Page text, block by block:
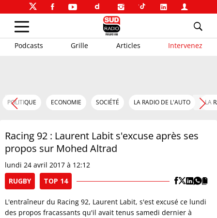
Podcasts Grille Articles Intervenez
POLITIQUE ECONOMIE SOCIÉTÉ LA RADIO DE L'AUTO LA
Racing 92 : Laurent Labit s'excuse après ses
propos sur Mohed Altrad
lundi 24 avril 2017 à 12:12
RUGBY
TOP 14
L'entraîneur du Racing 92, Laurent Labit, s'est excusé ce lundi
des propos fracassants qu'il avait tenus samedi dernier à